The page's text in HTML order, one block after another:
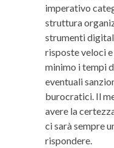
imperativo
struttura
strumenti
risposte veloci
minimo i tempi
eventuali
burocratici. Il
avere la
ci sarà sempre
rispondere.